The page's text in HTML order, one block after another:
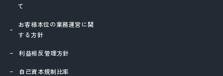
て
お客様本位の業務運営に関
する方針
利益相反管理方針
自己資本規制比率